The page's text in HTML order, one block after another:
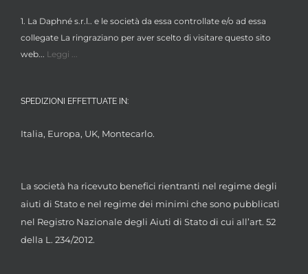
1. La Daphné s.r.l.. e le società da essa controllate e/o ad essa
collegate La ringraziano per aver scelto di visitare questo sito
web... Leggi ...
SPEDIZIONI EFFETTUATE IN:
Italia, Europa, UK, Montecarlo.
La società ha ricevuto benefici rientranti nel regime degli
aiuti di Stato e nel regime dei minimi che sono pubblicati
nel Registro Nazionale degli Aiuti di Stato di cui all’art. 52
della L. 234/2012.